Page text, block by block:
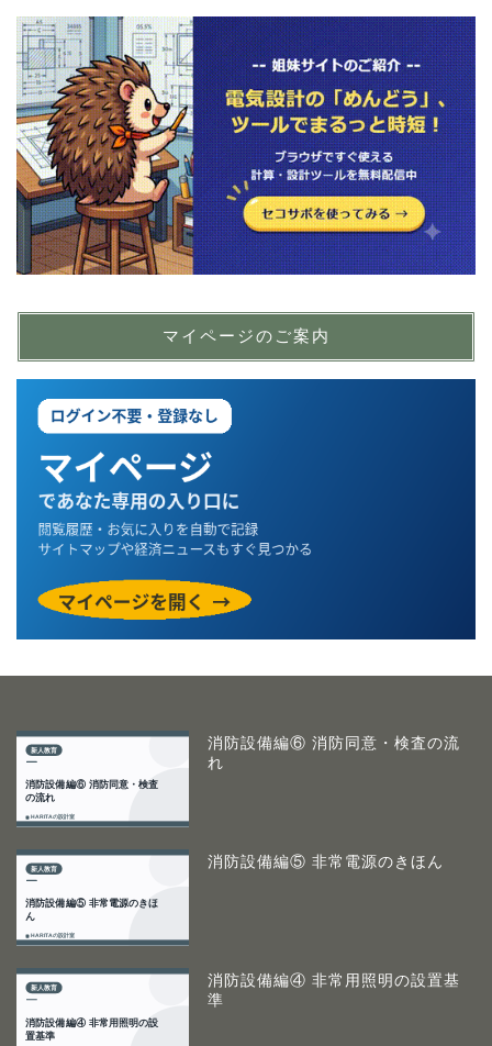
マイページのご案内
消防設備編⑥ 消防同意・検査の流
れ
消防設備編⑤ 非常電源のきほん
消防設備編④ 非常用照明の設置基
準